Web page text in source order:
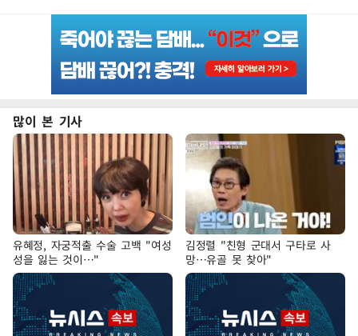
많이 본 기사
유혜정, 자궁적출 수술 고백 "여성
성을 잃는 것이…"
김정렬 "친형 군대서 구타로 사
망…유골 못 찾아"